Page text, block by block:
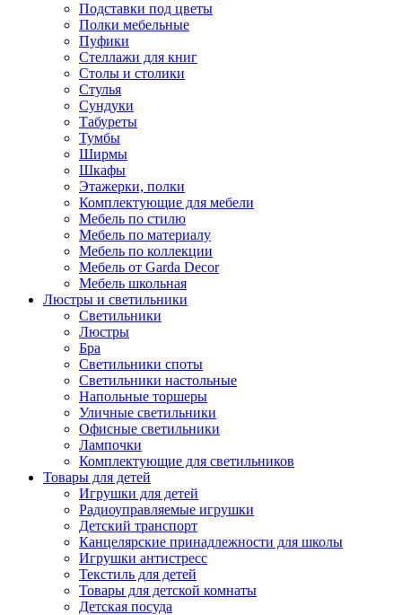
Подставки под цветы
Полки мебельные
Пуфики
Стеллажи для книг
Столы и столики
Стулья
Сундуки
Табуреты
Тумбы
Ширмы
Шкафы
Этажерки, полки
Комплектующие для мебели
Мебель по стилю
Мебель по материалу
Мебель по коллекции
Мебель от Garda Decor
Мебель школьная
Люстры и светильники
Светильники
Люстры
Бра
Светильники споты
Светильники настольные
Напольные торшеры
Уличные светильники
Офисные светильники
Лампочки
Комплектующие для светильников
Товары для детей
Игрушки для детей
Радиоуправляемые игрушки
Детский транспорт
Канцелярские принадлежности для школы
Игрушки антистресс
Текстиль для детей
Товары для детской комнаты
Детская посуда